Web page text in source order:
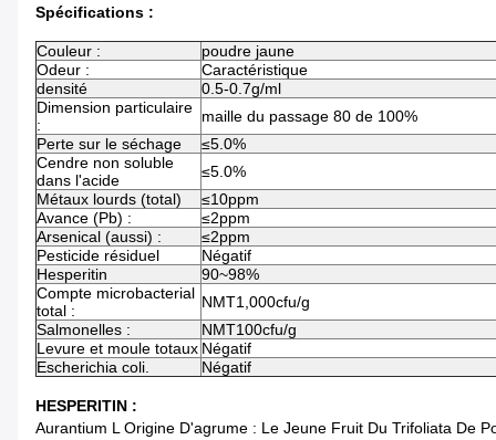
Spécifications :
Couleur :
poudre jaune
Odeur :
Caractéristique
densité
0.5-0.7g/ml
Dimension particulaire
:
maille du passage 80 de 100%
Perte sur le séchage
≤5.0%
Cendre non soluble
dans l'acide
≤5.0%
Métaux lourds (total)
≤10ppm
Avance (Pb) :
≤2ppm
Arsenical (aussi) :
≤2ppm
Pesticide résiduel
Négatif
Hesperitin
90~98%
Compte microbacterial
total :
NMT1,000cfu/g
Salmonelles :
NMT100cfu/g
Levure et moule totaux Négatif
Escherichia coli.
Négatif
HESPERITIN :
Aurantium L Origine D'agrume : Le Jeune Fruit Du Trifoliata De